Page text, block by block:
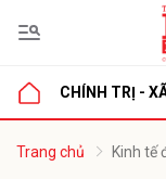
CHÍNH TRỊ -
Trang chủ Kinh tế
luận